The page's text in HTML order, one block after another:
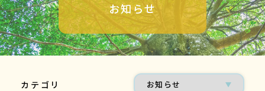
お知らせ
カテゴリ